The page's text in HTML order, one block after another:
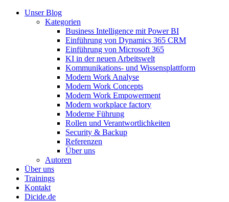
Close
Unser Blog
Kategorien
Business Intelligence mit Power BI
Einführung von Dynamics 365 CRM
Einführung von Microsoft 365
KI in der neuen Arbeitswelt
Kommunikations- und Wissensplattform
Modern Work Analyse
Modern Work Concepts
Modern Work Empowerment
Modern workplace factory
Moderne Führung
Rollen und Verantwortlichkeiten
Security & Backup
Referenzen
Über uns
Autoren
Über uns
Trainings
Kontakt
Dicide.de